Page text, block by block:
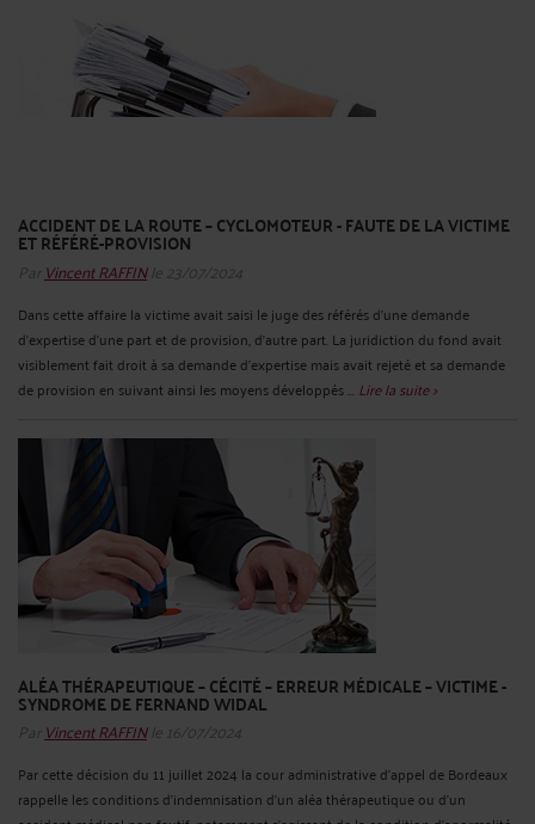
ACCIDENT DE LA ROUTE – CYCLOMOTEUR - FAUTE DE LA VICTIME
ET RÉFÉRÉ-PROVISION
Par Vincent RAFFINle 23/07/2024
Dans cette affaire la victime avait saisi le juge des référés d'une demande
d'expertise d'une part et de provision, d'autre part. La juridiction du fond avait
visiblement fait droit à sa demande d'expertise mais avait rejeté et sa demande
de provision en suivant ainsi les moyens développés ... Lire la suite >
ALÉA THÉRAPEUTIQUE – CÉCITÉ – ERREUR MÉDICALE – VICTIME -
SYNDROME DE FERNAND WIDAL
Par Vincent RAFFINle 16/07/2024
Par cette décision du 11 juillet 2024 la cour administrative d'appel de Bordeaux
rappelle les conditions d'indemnisation d'un aléa thérapeutique ou d'un